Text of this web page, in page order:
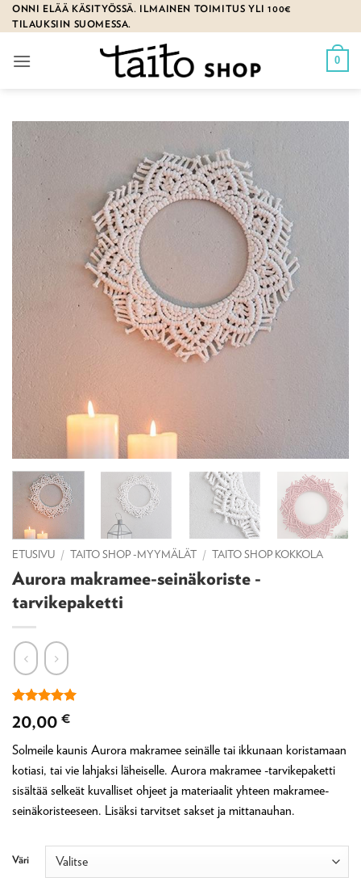
Skip
to
ONNI ELÄÄ KÄSITYÖSSÄ. ILMAINEN TOIMITUS YLI 100€
TILAUKSIIN SUOMESSA.
0
ETUSIVU / TAITO SHOP -MYYMÄLÄT / TAITO SHOP KOKKOLA
Aurora makramee-seinäkoriste -
tarvikepaketti
Arvio 5
5:stä
3
asiakkaan
arvotukseen.
20,00 €
Solmeile kaunis Aurora makramee seinälle tai ikkunaan koristamaan
kotiasi, tai vie lahjaksi läheiselle. Aurora makramee -tarvikepaketti
sisältää selkeät kuvalliset ohjeet ja materiaalit yhteen makramee-
seinäkoristeeseen. Lisäksi tarvitset sakset ja mittanauhan.
Väri